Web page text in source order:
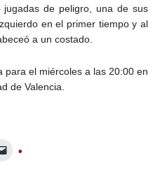
de peligro, una de sus
en el primer tiempo y al
a un costado.
para el miércoles a las 20:00 en
de Valencia.